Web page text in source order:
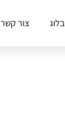
בלוג צור קשר